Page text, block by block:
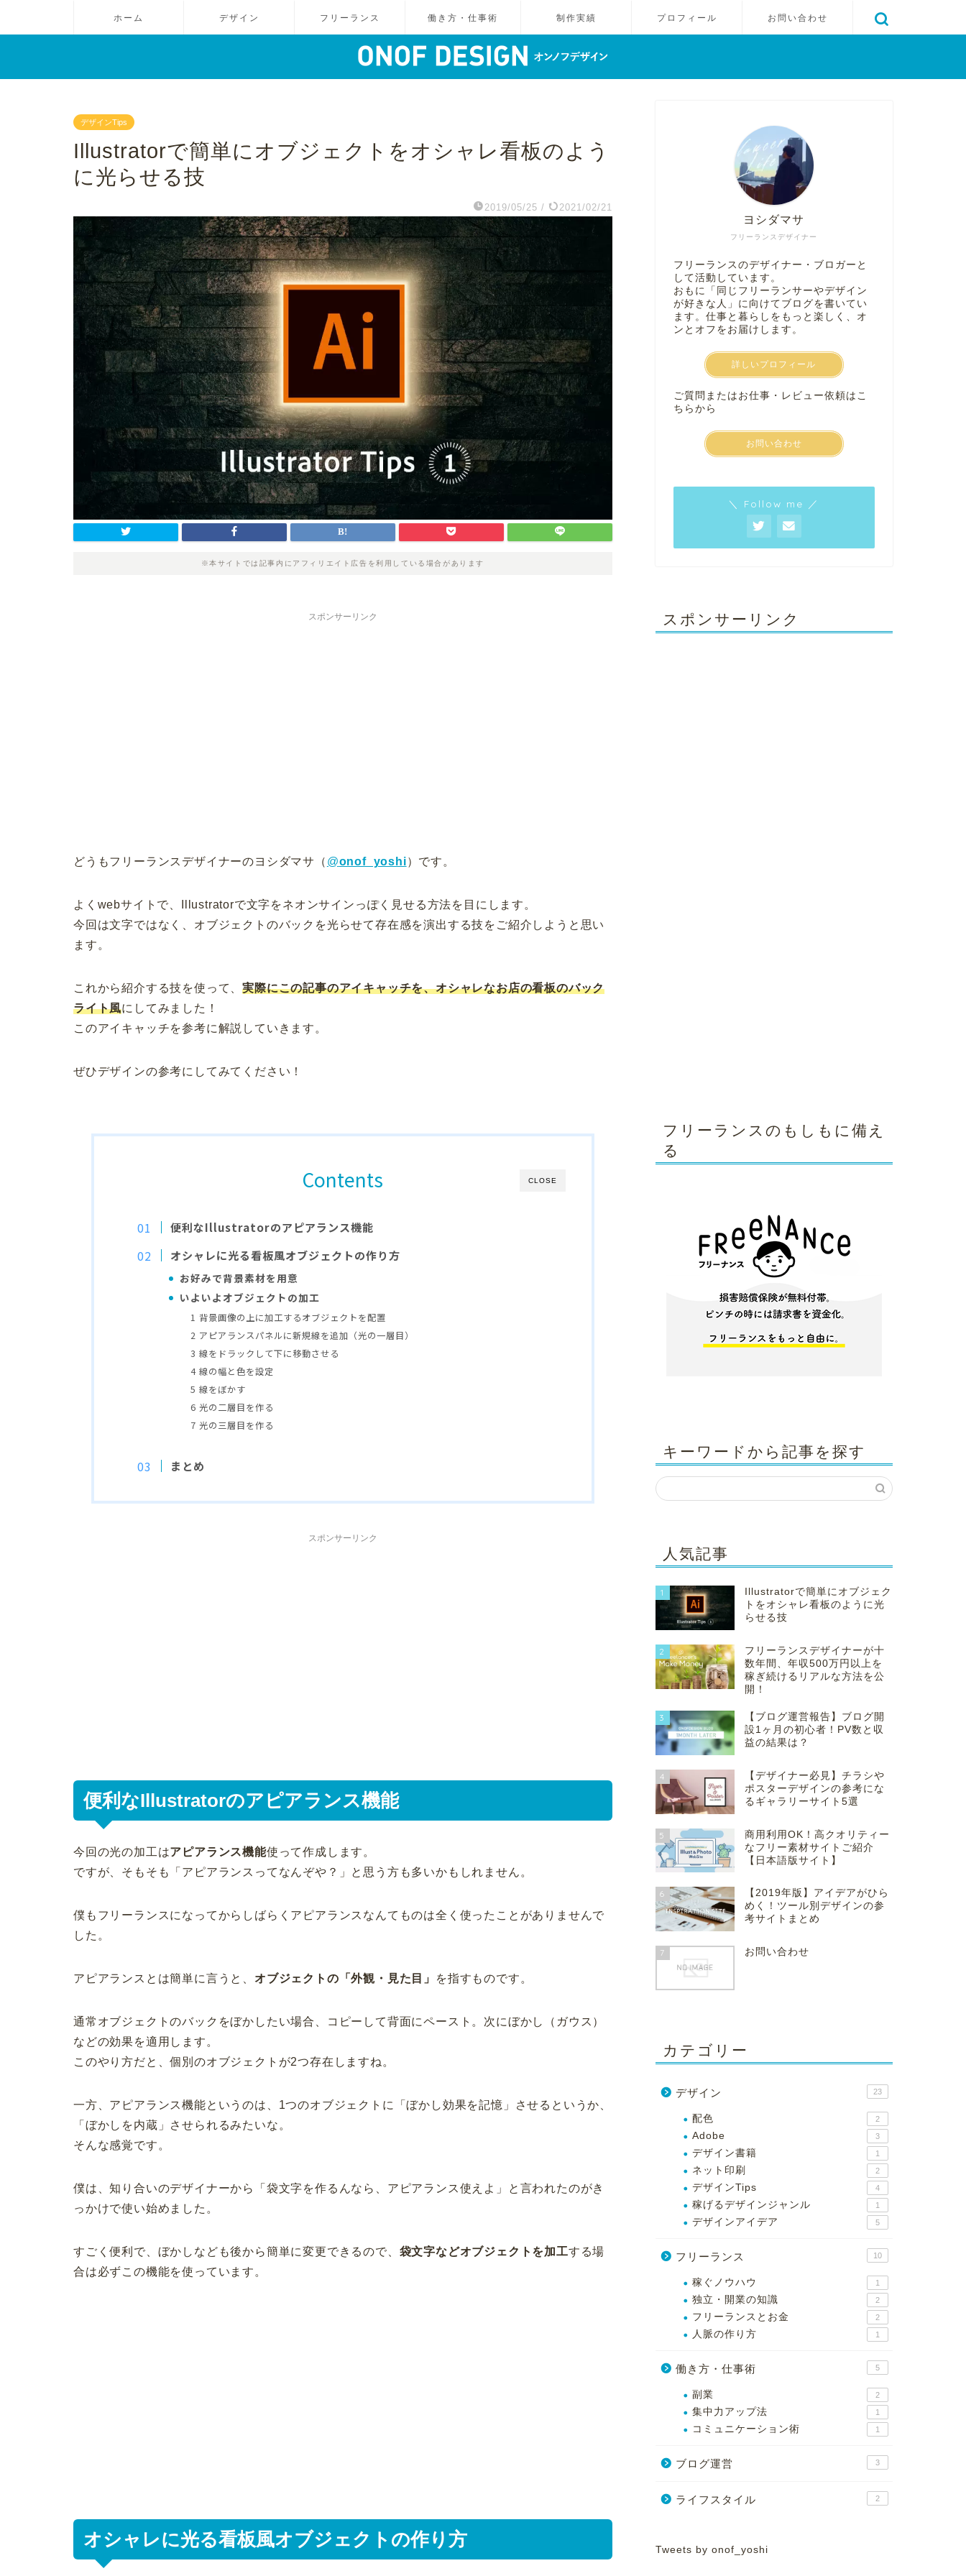
ホーム デザイン フリーランス 働き方・仕事術 制作実績 プロフィール お問い合わせ
デザインTips
Illustratorで簡単にオブジェクトをオシャレ看板のよう
に光らせる技
2019/05/25 / 2021/02/21
※本サイトでは記事内にアフィリエイト広告を利用している場合があります
スポンサーリンク
どうもフリーランスデザイナーのヨシダマサ（ @onof_yoshi）です。
よくwebサイトで、Illustratorで文字をネオンサインっぽく見せる方法を目にします。
今回は文字ではなく、オブジェクトのバックを光らせて存在感を演出する技をご紹介しようと思い
ます。
これから紹介する技を使って、実際にこの記事のアイキャッチを、オシャレなお店の看板のバック
ライト風にしてみました！
このアイキャッチを参考に解説していきます。
ぜひデザインの参考にしてみてください！
CLOSE
Contents
便利なIllustratorのアピアランス機能
オシャレに光る看板風オブジェクトの作り方
お好みで背景素材を用意
いよいよオブジェクトの加工
1 背景画像の上に加工するオブジェクトを配置
2 アピアランスパネルに新規線を追加（光の一層目）
3 線をドラックして下に移動させる
4 線の幅と色を設定
5 線をぼかす
6 光の二層目を作る
7 光の三層目を作る
まとめ
スポンサーリンク
便利なIllustratorのアピアランス機能
今回の光の加工はアピアランス機能使って作成します。
ですが、そもそも「アピアランスってなんぞや？」と思う方も多いかもしれません。
僕もフリーランスになってからしばらくアピアランスなんてものは全く使ったことがありませんで
した。
アピアランスとは簡単に言うと、 オブジェクトの「外観・見た目」 を指すものです。
通常オブジェクトのバックをぼかしたい場合、コピーして背面にペースト。次にぼかし（ガウス）
などの効果を適用します。
このやり方だと、個別のオブジェクトが2つ存在しますね。
一方、アピアランス機能というのは、1つのオブジェクトに「ぼかし効果を記憶」させるというか、
「ぼかしを内蔵」させられるみたいな。
そんな感覚です。
僕は、知り合いのデザイナーから「袋文字を作るんなら、アピアランス使えよ」と言われたのがき
っかけで使い始めました。
すごく便利で、ぼかしなども後から簡単に変更できるので、 袋文字などオブジェクトを加工する場
合は必ずこの機能を使っています。
オシャレに光る看板風オブジェクトの作り方
フリーランスデザイナー
ヨシダマサ
フリーランスのデザイナー・ブロガーと
して活動しています。
おもに「同じフリーランサーやデザイン
が好きな人」に向けてブログを書いてい
ます。仕事と暮らしをもっと楽しく、オ
ンとオフをお届けします。
詳しいプロフィール
ご質問またはお仕事・レビュー依頼はこ
ちらから
お問い合わせ
＼ Follow me ／
スポンサーリンク
フリーランスのもしもに備え
る
キーワードから記事を探す
人気記事
1
Illustratorで簡単にオブジェク
トをオシャレ看板のように光
らせる技
2
フリーランスデザイナーが十
数年間、年収500万円以上を
稼ぎ続けるリアルな方法を公
開！
3
【ブログ運営報告】ブログ開
設1ヶ月の初心者！PV数と収
益の結果は？
4
【デザイナー必見】チラシや
ポスターデザインの参考にな
るギャラリーサイト5選
5
商用利用OK！高クオリティー
なフリー素材サイトご紹介
【日本語版サイト】
6
【2019年版】アイデアがひら
めく！ツール別デザインの参
考サイトまとめ
7 お問い合わせ
カテゴリー
デザイン 23
配色 2
Adobe 3
デザイン書籍 1
ネット印刷 2
デザインTips 4
稼げるデザインジャンル 1
デザインアイデア 5
フリーランス 10
稼ぐノウハウ 1
独立・開業の知識 2
フリーランスとお金 2
人脈の作り方 1
働き方・仕事術 5
副業 2
集中力アップ法 1
コミュニケーション術 1
ブログ運営 3
ライフスタイル 2
Tweets by onof_yoshi